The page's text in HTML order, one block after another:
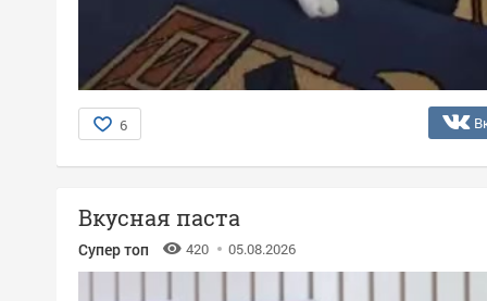
6
Вкусная паста
Супер топ 420 05.08.2026